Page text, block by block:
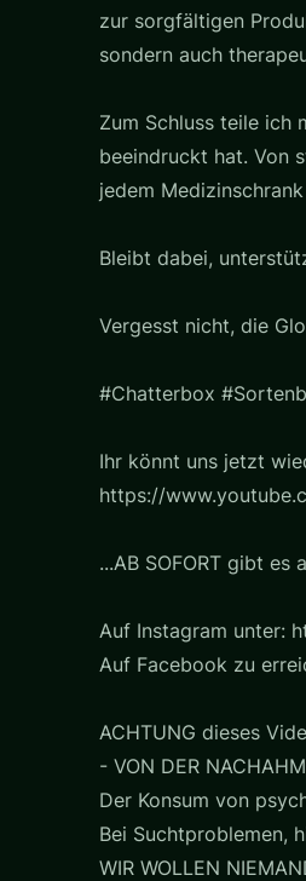
zur sorgfältigen
sondern auch
Zum Schluss teile ich
beeindruckt hat. Von
jedem
Bleibt dabei,
Vergesst nicht, die
#Chatterbox
Ihr könnt uns jetzt
https://
...AB SOFORT gibt
Auf Instagram unter:
Auf Facebook zu
ACHTUNG dieses
- VON DER
Der Konsum von
Bei Suchtproblemen,
WIR WOLLEN